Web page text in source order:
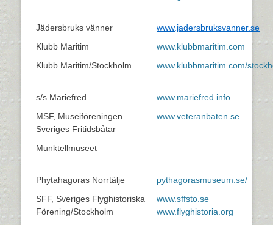
Jädersbruks vänner
www.jadersbruksvanner.se
Klubb Maritim
www.klubbmaritim.com
Klubb Maritim/Stockholm
www.klubbmaritim.com/
s/s Mariefred
www.mariefred.info
MSF, Museiföreningen
Sveriges Fritidsbåtar
www.veteranbaten.se
Munktellmuseet
Phytahagoras Norrtälje
pythagorasmuseum.se/
SFF, Sveriges Flyghistoriska
Förening/Stockholm
www.sffsto.se
www.flyghistoria.org